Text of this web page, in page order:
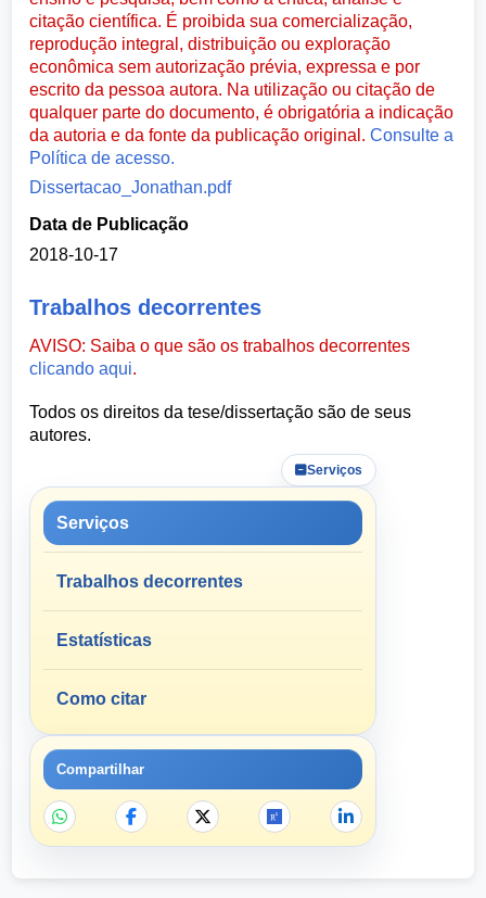
citação científica. É proibida sua comercialização,
reprodução integral, distribuição ou exploração
econômica sem autorização prévia, expressa e por
escrito da pessoa autora. Na utilização ou citação de
qualquer parte do documento, é obrigatória a indicação
da autoria e da fonte da publicação original.Consulte a
Política de acesso.
Dissertacao_Jonathan.pdf
Data de Publicação
2018-10-17
Trabalhos decorrentes
AVISO: Saiba o que são os trabalhos decorrentes
clicando aqui.
Todos os direitos da tese/dissertação são de seus
autores.
Serviços
Serviços
Trabalhos decorrentes
Estatísticas
Como citar
Compartilhar